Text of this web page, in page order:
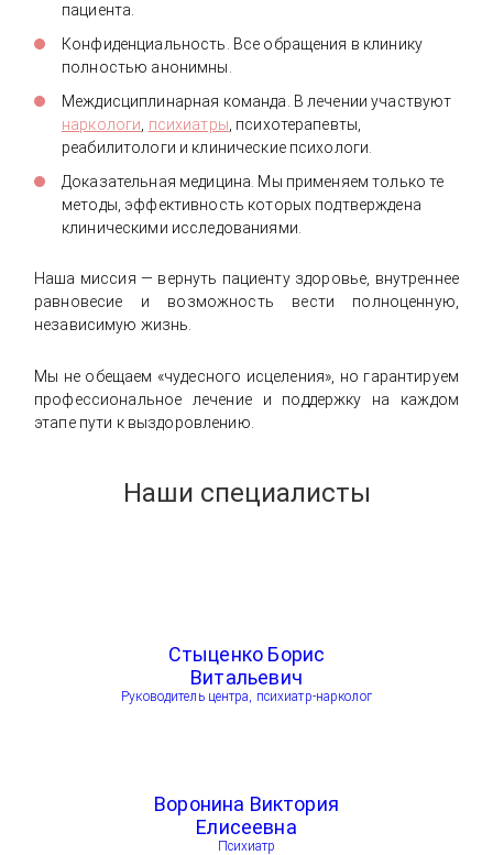
пациента.
Конфиденциальность. Все обращения в клинику
полностью анонимны.
Междисциплинарная команда. В лечении участвуют
наркологи психиатры , психотерапевты,
реабилитологи и клинические психологи.
Доказательная медицина. Мы применяем только те
методы, эффективность которых подтверждена
клиническими исследованиями.
Наша миссия — вернуть пациенту здоровье, внутреннее
равновесие и возможность вести полноценную,
независимую жизнь.
Мы не обещаем «чудесного исцеления», но гарантируем
профессиональное лечение и поддержку на каждом
этапе пути к выздоровлению.
Наши специалисты
Стыценко Борис
Витальевич
Руководитель центра, психиатр-нарколог
Воронина Виктория
Елисеевна
Психиатр